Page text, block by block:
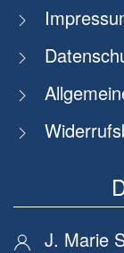
J. Marie